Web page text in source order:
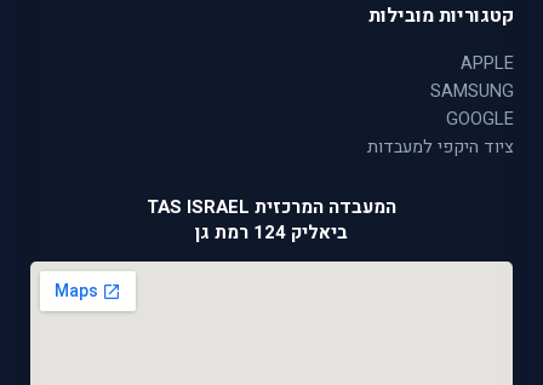
קטגוריות מובילות
APPLE
SAMSUNG
GOOGLE
ציוד היקפי למעבדות
המעבדה המרכזית TAS ISRAEL
ביאליק 124 רמת גן